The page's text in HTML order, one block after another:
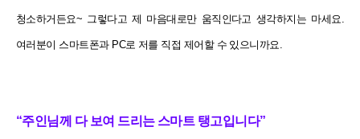
청소하거든요~ 그렇다고 제 마음대로만 움직인다고 생각하지는 마세요.
여러분이 스마트폰과 PC로 저를 직접 제어할 수 있으니까요.
“주인님께 다 보여 드리는 스마트 탱고입니다”